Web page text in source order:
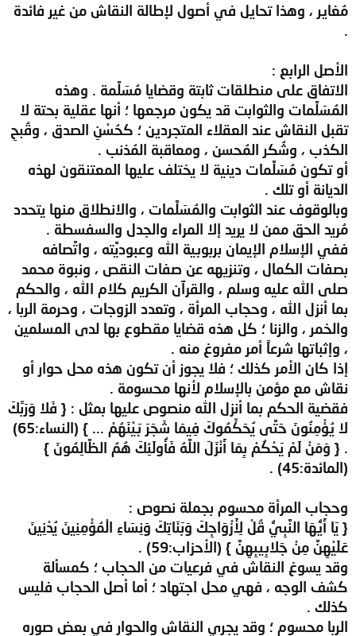
مُغاير ، وهذا تحايل في أصول لإطالة النقاش من غير فائدة
.
الأصل الرابع :
الاتفاق على منطلقات ثابتة وقضايا مُسَلَّمة . وهذه
المُسَلَّمات والثوابت قد يكون مرجعها ؛ أنها عقلية بحتة لا
تقبل النقاش عند العقلاء المتجردين ؛ كحُسْنِ الصدق ، وقُبحِ
الكذب ، وشُكر المُحسن ، ومعاقبة المُذنب .
أو تكون مُسَلَّمات دينية لا يختلف عليها المعتنقون لهذه
الديانة أو تلك .
وبالوقوف عند الثوابت والمُسَلَّمات ، والانطلاق منها يتحدد
مُريد الحق ممن لا يريد إلا المراء والجدل والسفسطة .
ففي الإسلام الإيمان بربوبية الله وعبوديَّته ، واتَّصافه
بصفات الكمال ، وتنزيهه عن صفات النقص ، ونبوة محمد
صلى الله عليه وسلم ، والقرآن الكريم كلام الله ، والحكم
بما أنزل الله ، وحجاب المرأة ، وتعدد الزوجات ، وحرمة الربا ،
والخمر ، والزنا ؛ كل هذه قضايا مقطوع بها لدى المسلمين
، وإثباتها شرعاً أمر مفروغ منه .
إذا كان الأمر كذلك ؛ فلا يجوز أن تكون هذه محل حوار أو
نقاش مع مؤمن بالإسلام لأنها محسومة .
فقضية الحكم بما أنزل الله منصوص عليها بمثل : { فَلا وَرَبِّكَ
لا يُؤْمِنُونَ حَتَّى يُحَكِّمُوكَ فِيمَا شَجَرَ بَيْنَهُمْ ... } (النساء:65)
. { وَمَنْ لَمْ يَحْكُمْ بِمَا أَنْزَلَ اللَّهُ فَأُولَئِكَ هُمُ الظَّالِمُونَ }
(المائدة:45) .
وحجاب المرأة محسوم بجملة نصوص :
{ يَا أَيُّهَا النَّبِيُّ قُلْ لِأَزْوَاجِكَ وَبَنَاتِكَ وَنِسَاءِ الْمُؤْمِنِينَ يُدْنِينَ
عَلَيْهِنَّ مِنْ جَلابِيبِهِنَّ } (الأحزاب:59) .
وقد يسوغ النقاش في فرعيات من الحجاب ؛ كمسألة
كشف الوجه ، فهي محل اجتهاد ؛ أما أصل الحجاب فليس
كذلك .
الربا محسوم ؛ وقد يجري النقاش والحوار في بعض صوره